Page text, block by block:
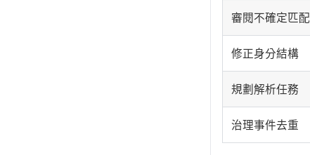
審閱不確定匹配
修正身分結構
規劃解析任務
治理事件去重